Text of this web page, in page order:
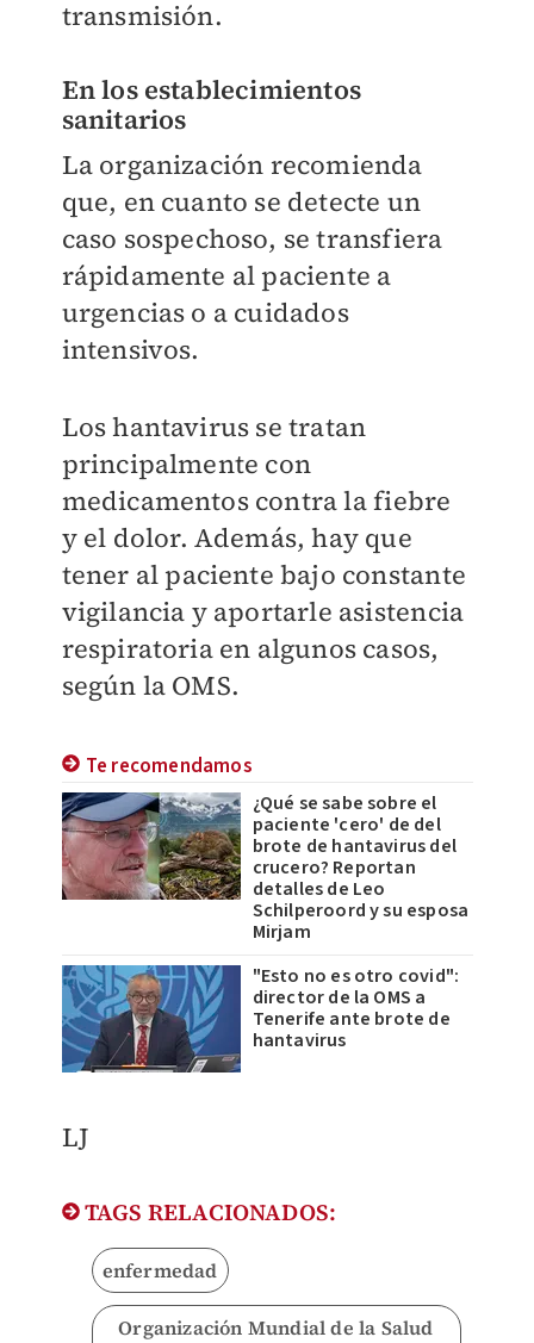
transmisión.
En los establecimientos
sanitarios
La organización recomienda
que, en cuanto se detecte un
caso sospechoso, se transfiera
rápidamente al paciente a
urgencias o a cuidados
intensivos.
Los hantavirus se tratan
principalmente con
medicamentos contra la fiebre
y el dolor. Además, hay que
tener al paciente bajo constante
vigilancia y aportarle asistencia
respiratoria en algunos casos,
según la OMS.
Te recomendamos
¿Qué se sabe sobre el
paciente 'cero' de del
brote de hantavirus del
crucero? Reportan
detalles de Leo
Schilperoord y su esposa
Mirjam
"Esto no es otro covid":
director de la OMS a
Tenerife ante brote de
hantavirus
LJ
TAGS RELACIONADOS:
enfermedad
Organización Mundial de la Salud